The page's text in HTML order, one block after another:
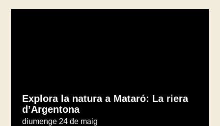
Explora la natura a Mataró: La riera
d’Argentona
diumenge 24 de maig